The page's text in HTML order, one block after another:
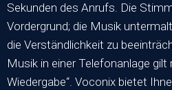
Sekunden des Anrufs. Die
Vordergrund; die Musik
die Verständlichkeit zu
Musik in einer Telefonanlage
Wiedergabe“. Voconix bietet